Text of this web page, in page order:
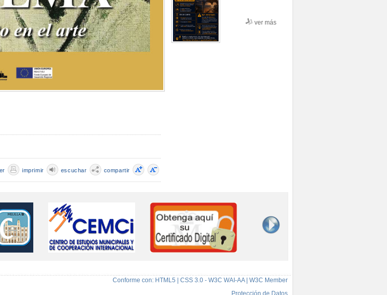
compartir
escuchar
imprimir
ver más
Conforme con: HTML5 | CSS 3.0 - W3C WAI-AA | W3C Member